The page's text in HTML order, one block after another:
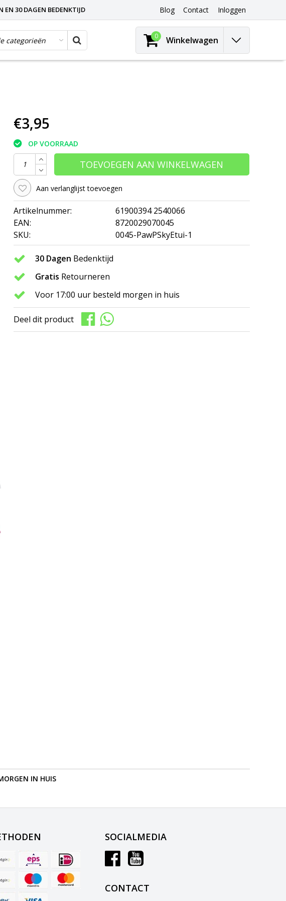
EN 30 DAGEN BEDENKTIJD Blog Contact Inloggen
0 Winkelwagen
€3,95
OP VOORRAAD
TOEVOEGEN AAN WINKELWAGEN
Aan verlanglijst toevoegen
Artikelnummer:
61900394 2540066
EAN:
8720029070045
SKU:
0045-PawPSkyEtui-1
30 Dagen Bedenktijd
Gratis Retourneren
Voor 17:00 uur besteld morgen in huis
Deel dit product
IN HUIS
SOCIALMEDIA
CONTACT